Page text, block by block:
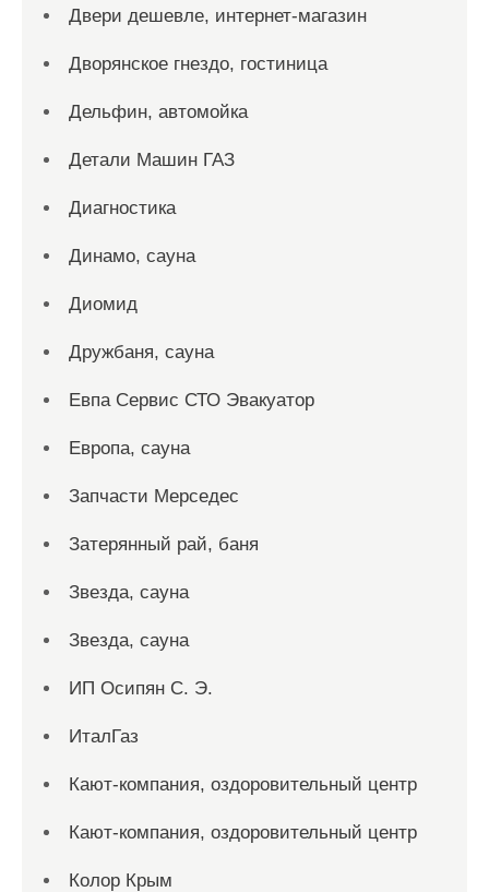
Двери дешевле, интернет-магазин
Дворянское гнездо, гостиница
Дельфин, автомойка
Детали Машин ГАЗ
Диагностика
Динамо, сауна
Диомид
Дружбаня, сауна
Евпа Сервис СТО Эвакуатор
Европа, сауна
Запчасти Мерседес
Затерянный рай, баня
Звезда, сауна
Звезда, сауна
ИП Осипян С. Э.
ИталГаз
Кают-компания, оздоровительный центр
Кают-компания, оздоровительный центр
Колор Крым